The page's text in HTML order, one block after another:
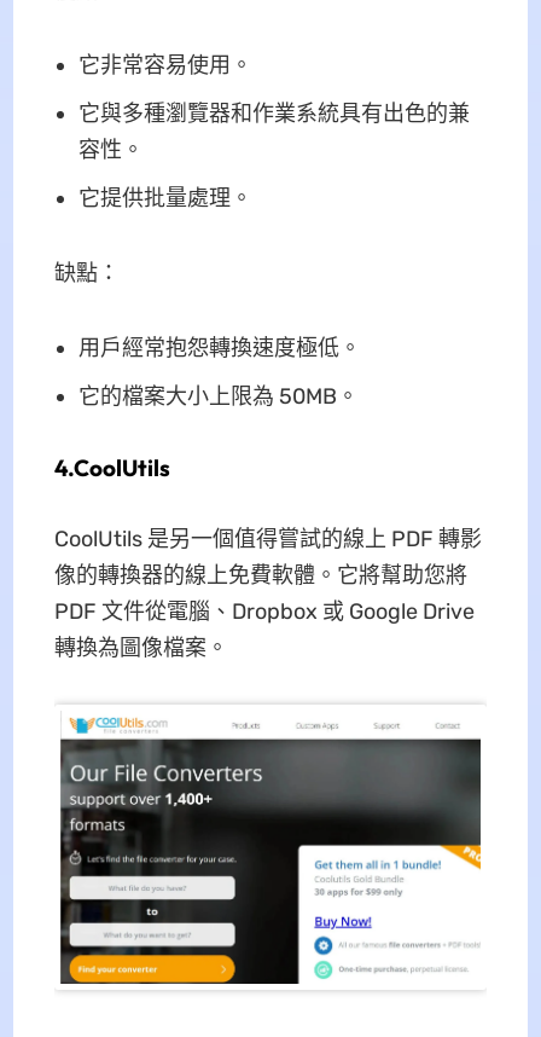
它非常容易使用。
它與多種瀏覽器和作業系統具有出色的兼
容性。
它提供批量處理。
缺點：
用戶經常抱怨轉換速度極低。
它的檔案大小上限為 50MB。
4.CoolUtils
CoolUtils 是另一個值得嘗試的線上 PDF 轉影
像的轉換器的線上免費軟體。它將幫助您將
PDF 文件從電腦、Dropbox 或 Google Drive
轉換為圖像檔案。